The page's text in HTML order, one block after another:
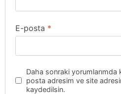
E-posta *
Daha sonraki yorumlarımda
posta adresim ve site
kaydedilsin.